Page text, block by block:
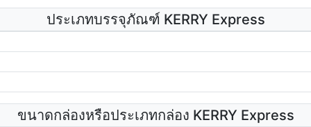
ประเภทบรรจุภัณฑ์ KERRY Express
ขนาดกล่องหรือประเภทกล่อง KERRY Express